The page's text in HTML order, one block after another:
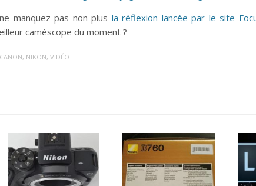
manquez pas non plus la réflexion lancée par le site
caméscope du moment ?
CANON, NIKON,VIDÉO